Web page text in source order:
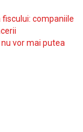
companiile
vor mai putea